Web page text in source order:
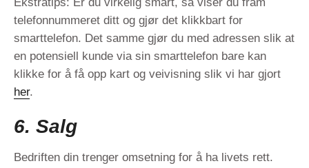
Ekstratips: Er du virkelig smart, så viser du fram
telefonnummeret ditt og gjør det klikkbart for
smarttelefon. Det samme gjør du med adressen slik at
en potensiell kunde via sin smarttelefon bare kan
klikke for å få opp kart og veivisning slik vi har gjort
her.
6. Salg
Bedriften din trenger omsetning for å ha livets rett.